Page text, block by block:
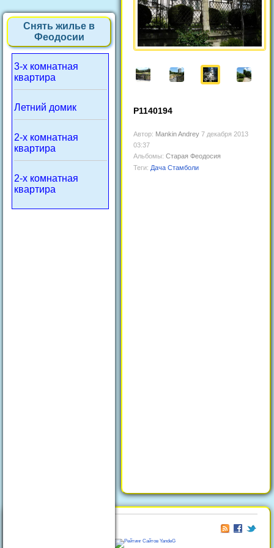
Снять жилье в
Феодосии
3-х комнатная
квартира
Летний домик
2-х комнатная
квартира
2-х комнатная
квартира
P1140194
Автор: Mankin Andrey 7 декабря 2013
03:37
Альбомы: Старая Феодосия
Теги: Дача Стамболи